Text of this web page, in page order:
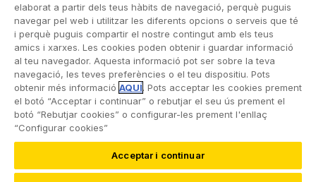
Vida
Decessos
Dental
Esportiva
Esquí
elaborat a partir dels teus hàbits de navegació, perquè puguis
navegar pel web i utilitzar les diferents opcions o serveis que té
i perquè puguis compartir el nostre contingut amb els teus
amics i xarxes. Les cookies poden obtenir i guardar informació
al teu navegador. Aquesta informació pot ser sobre la teva
navegació, les teves preferències o el teu dispositiu. Pots
obtenir més informació AQUÍ. Pots acceptar les cookies prement
el botó “Acceptar i continuar” o rebutjar el seu ús prement el
botó “Rebutjar cookies” o configurar-les prement l'enllaç
“Configurar cookies”
Acceptar i continuar